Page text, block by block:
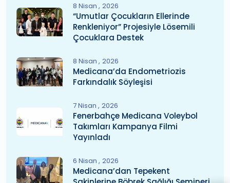
8 Nisan 2026
“Umutlar Çocukların Ellerinde
Renkleniyor” Projesiyle Lösemili
Çocuklara Destek
8 Nisan 2026
Medicana’da Endometriozis
Farkındalık Söyleşisi
7 Nisan 2026
Fenerbahçe Medicana Voleybol
Takımları Kampanya Filmi
Yayınladı
6 Nisan 2026
Medicana’dan Tepekent